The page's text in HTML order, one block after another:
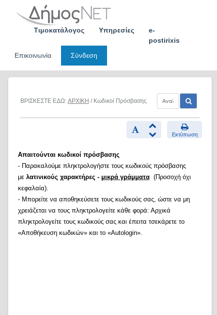
Τιμοκατάλογος Υπηρεσίες
e-
postirixis
Επικοινωνία
Σύνδεση
ΒΡΙΣΚΕΣΤΕ ΕΔΩ: ΑΡΧΙΚΗ / Κωδικοί Πρόσβασης
Εκτύπωση
Απαιτούνται κωδικοί πρόσβασης
- Παρακαλούμε πληκτρολογήστε τους κωδικούς πρόσβασης
με λατινικούς χαρακτήρες - μικρά γράμματα(Προσοχή όχι
κεφαλαία).
- Μπορείτε να αποθηκεύσετε τους κωδικούς σας, ώστε να μη
χρειάζεται να τους πληκτρολογείτε κάθε φορά: Αρχικά
πληκτρολογείτε τους κωδικούς σας και έπειτα τσεκάρετε το
«Αποθήκευση κωδικών» και το «Autologin».